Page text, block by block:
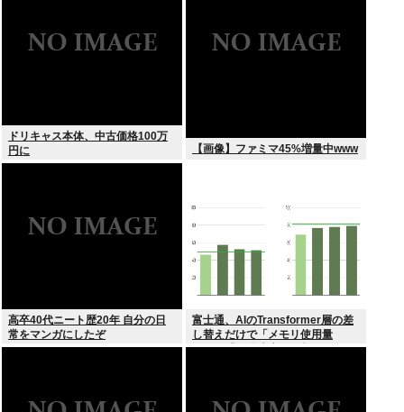
ドリキャス本体、中古価格100万
円に
【画像】ファミマ45%増量中www
高卒40代ニート歴20年 自分の日
常をマンガにしたぞ
富士通、AIのTransformer層の差
し替えだけで「メモリ使用量
1/10」「処理速度475倍」になる